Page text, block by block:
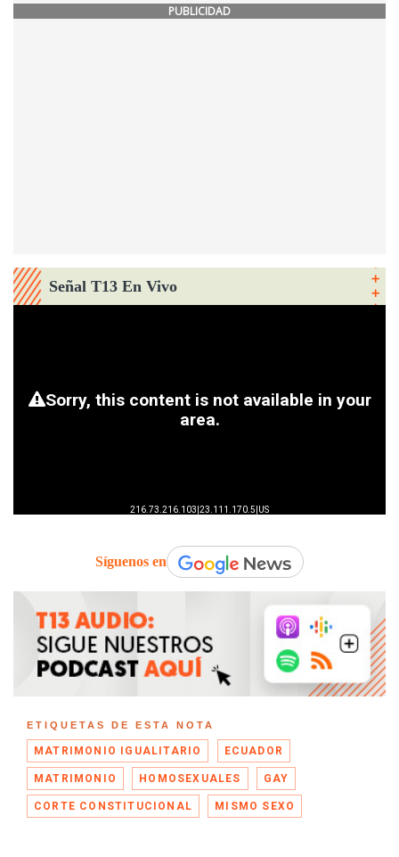
PUBLICIDAD
Señal T13 En Vivo
Síguenos en
ETIQUETAS DE ESTA NOTA
MATRIMONIO IGUALITARIO ECUADOR
MATRIMONIO HOMOSEXUALES GAY
CORTE CONSTITUCIONAL MISMO SEXO